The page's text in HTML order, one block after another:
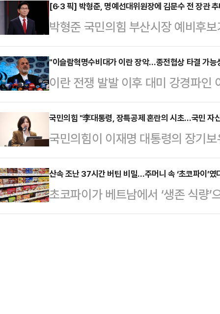
서 투자 선택지가 넓어졌다는 평가
삼성액티브·미래에셋자산운용이
에 상장되는 ETF는 단순 지수 추종
한 것이 특징이다.투자 성향에 따라
띈다.먼저 안정성과 수익성을 동시
의 ‘코…
[6·3 픽] 박형준, 명예선대위원장에 김문수 전 장관
박형준 국민의힘 부산시장 예비후
대위원장으로 추대했다.박형준 후
징 직책인 명예선대위원장에 김문
밝혔다.캠프는 추대 배경에 대해 "
인 부산을 사수하겠다는 의지"라고
의원과 제32·33대 경기도지사를
과 고용노동부 장관을 역임했다.
로 선출돼 이재명 대통령과 …
"이슬람혁명수비대가 이란 장악…종전협상 타결 가능
이란 전쟁 발발 이후 대미 강경파
내 의사결정 과정을 장악해 종전 협
다.미국 싱크탱크 전쟁연구소
(CTP)와 함께 작성한 이란 전쟁 관
고서에 따르면 미국과 이스라엘의
하메네이가 사망한 이후 아흐마드
근들이 사실상 정권을 장악했다.앞
네이 이란 최고지도자가 권…
국민의힘 "李대통령, 장특공제 혼란의 시초…국민 자
국민의힘이 이재명 대통령의 장기
을 겨냥해 "국민 재산을 쥐어짜는
변인은 26일 논평에서 "이 대통령
산 시장에 또다시 기름을 부었다"
을 깎아주는 건 투기 권장'이라며,
산속 조난 37시간 버틴 비밀…주머니 속 ‘초코파이’였
초코파이가 베트남에서 ‘생존 식량
학생이 초코파이와 계곡물 만으로